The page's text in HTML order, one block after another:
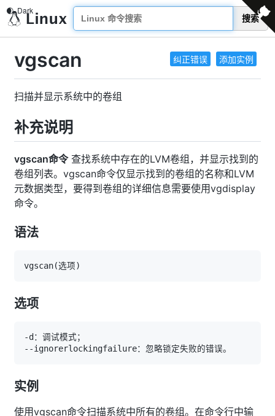
搜索
纠正错误 添加实例
vgscan
扫描并显示系统中的卷组
补充说明
vgscan命令查找系统中存在的LVM卷组，并显示找到的
卷组列表。vgscan命令仅显示找到的卷组的名称和LVM
元数据类型，要得到卷组的详细信息需要使用vgdisplay
命令。
语法
vgscan(选项)
选项
实例
使用vgscan命令扫描系统中所有的卷组。在命令行中输